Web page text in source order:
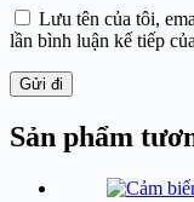
Lưu tên của tôi,
lần bình luận kế tiếp
Gửi đi
Sản phẩm